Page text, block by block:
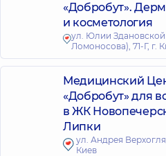
«Добробут».
и косметология
ул. Юлии
Ломоносова), 71-Г, г.
Медицинский
«Добробут» для
в ЖК
Липки
ул. Андрея
Киев